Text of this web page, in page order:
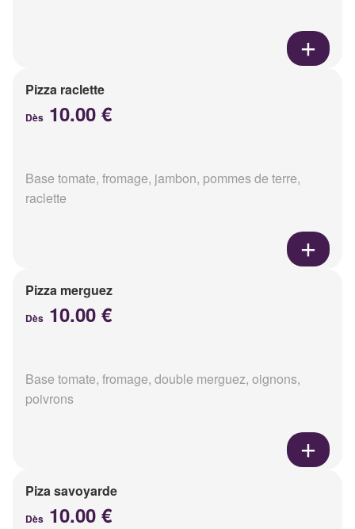
Pizza raclette
Dès 10.00 €
Base tomate, fromage, jambon, pommes de terre,
raclette
Pizza merguez
Dès 10.00 €
Base tomate, fromage, double merguez, oignons,
poivrons
Piza savoyarde
Dès 10.00 €